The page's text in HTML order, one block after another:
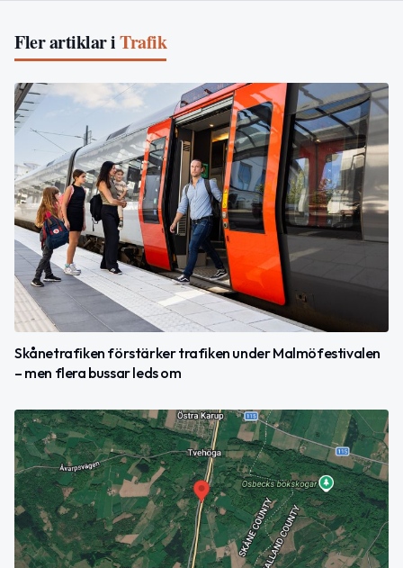
Fler artiklar iTrafik
Skånetrafiken förstärker trafiken under Malmöfestivalen
– men flera bussar leds om